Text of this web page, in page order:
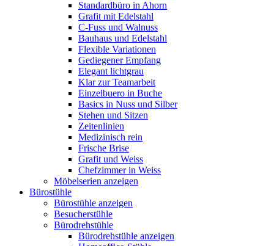
Standardbüro in Ahorn
Grafit mit Edelstahl
C-Fuss und Walnuss
Bauhaus und Edelstahl
Flexible Variationen
Gediegener Empfang
Elegant lichtgrau
Klar zur Teamarbeit
Einzelbuero in Buche
Basics in Nuss und Silber
Stehen und Sitzen
Zeitenlinien
Medizinisch rein
Frische Brise
Grafit und Weiss
Chefzimmer in Weiss
Möbelserien anzeigen
Bürostühle
Bürostühle anzeigen
Besucherstühle
Bürodrehstühle
Bürodrehstühle anzeigen